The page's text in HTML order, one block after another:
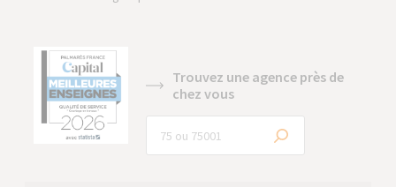
Trouvez une agence près de
chez vous